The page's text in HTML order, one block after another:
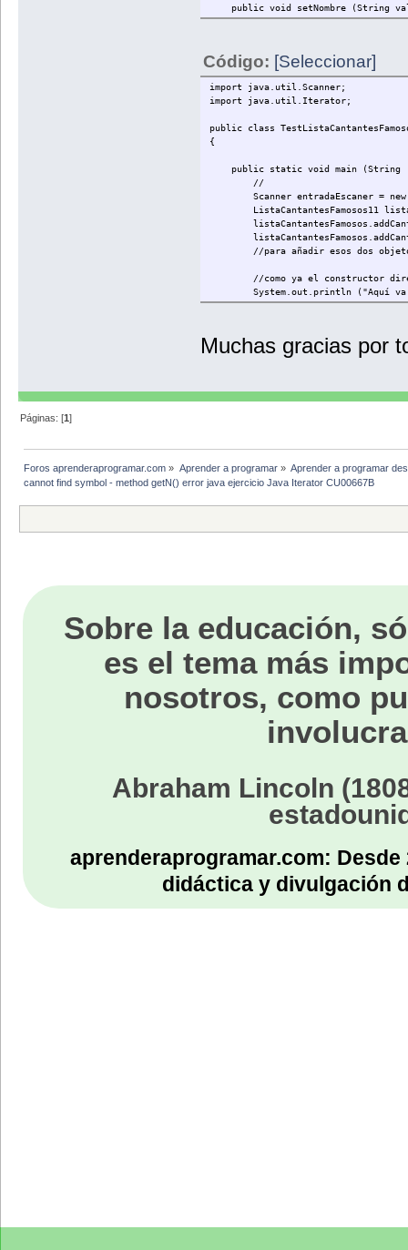
//Mostramos sus
}
}
public void setNombre (String
nombre = valorNombre;
public void setDiscoConMasVentas
discoConMasVentas =
}
public String
Código: [Seleccionar]
import java.util.Scanner;
import java.util.Iterator;
public class
{
public static void main (String
//
Scanner entradaEscaner = new
ListaCantantesFamosos11
//para añadir esos dos objetos se
//como ya el constructor
System.out.println ("Aquí va la
//añadir nuevos cantantes a
System.out.println("Aquí va
CantantesFamosos nuevo =
System.out.println("Disco
} else
System.out.println("El
}
Muchas gracias por
Páginas: [1]
Foros aprenderaprogramar.com » Aprender a programar» Aprender a programar
cannot find symbol - method getN() error java ejercicio Java Iterator CU00667B
Sobre la educación,
es el tema más
nosotros, como
Abraham Lincoln
aprenderaprogramar.com:
didáctica y divulgación